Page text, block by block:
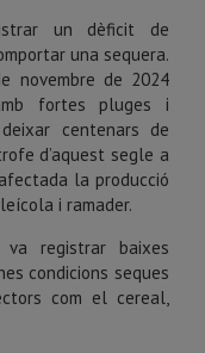
un dèficit de
una sequera.
novembre de 2024
fortes pluges i
centenars de
d’aquest segle a
la producció
i ramader.
registrar baixes
condicions seques
com el cereal,